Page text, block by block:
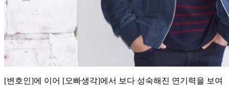
[변호인]에 이어 [오빠생각]에서 보다 성숙해진 연기력을 보여